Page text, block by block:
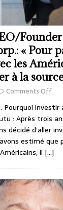
Founder
« Pour
les
à la
Comments Off
Pourquoi investir
: Après trois
décidé d’aller
estimé que
il […]